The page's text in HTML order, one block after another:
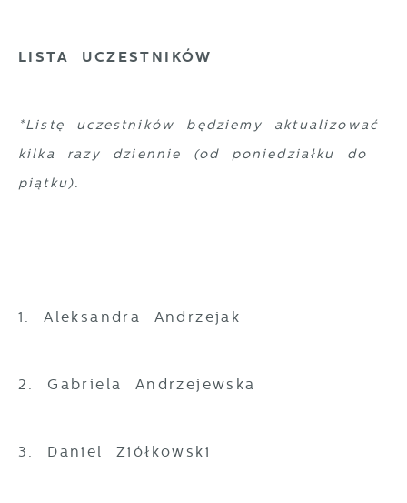
LISTA UCZESTNIKÓW
*Listę uczestników będziemy aktualizować
kilka razy dziennie (od poniedziałku do
piątku).
1. Aleksandra Andrzejak
2. Gabriela Andrzejewska
3. Daniel Ziółkowski